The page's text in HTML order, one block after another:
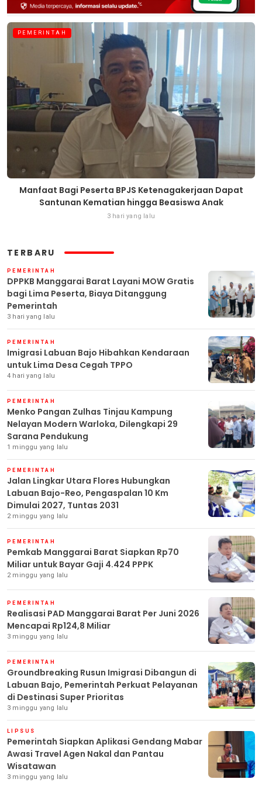
PEMERINTAH
Manfaat Bagi Peserta BPJS Ketenagakerjaan Dapat
Santunan Kematian hingga Beasiswa Anak
3 hari yang lalu
TERBARU
PEMERINTAH
DPPKB Manggarai Barat Layani MOW Gratis
bagi Lima Peserta, Biaya Ditanggung
Pemerintah
3 hari yang lalu
PEMERINTAH
Imigrasi Labuan Bajo Hibahkan Kendaraan
untuk Lima Desa Cegah TPPO
4 hari yang lalu
PEMERINTAH
Menko Pangan Zulhas Tinjau Kampung
Nelayan Modern Warloka, Dilengkapi 29
Sarana Pendukung
1 minggu yang lalu
PEMERINTAH
Jalan Lingkar Utara Flores Hubungkan
Labuan Bajo-Reo, Pengaspalan 10 Km
Dimulai 2027, Tuntas 2031
2 minggu yang lalu
PEMERINTAH
Pemkab Manggarai Barat Siapkan Rp70
Miliar untuk Bayar Gaji 4.424 PPPK
2 minggu yang lalu
PEMERINTAH
Realisasi PAD Manggarai Barat Per Juni 2026
Mencapai Rp124,8 Miliar
3 minggu yang lalu
PEMERINTAH
Groundbreaking Rusun Imigrasi Dibangun di
Labuan Bajo, Pemerintah Perkuat Pelayanan
di Destinasi Super Prioritas
3 minggu yang lalu
LIPSUS
Pemerintah Siapkan Aplikasi Gendang Mabar
Awasi Travel Agen Nakal dan Pantau
Wisatawan
3 minggu yang lalu